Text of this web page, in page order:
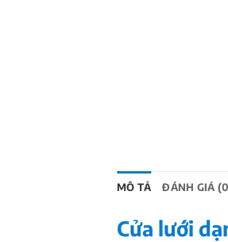
MÔ TẢ ĐÁNH GIÁ
Cửa lưới